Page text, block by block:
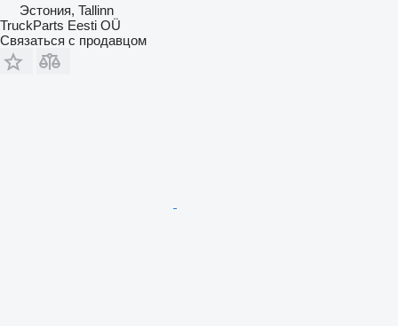
Эстония, Tallinn
TruckParts Eesti OÜ
Связаться с продавцом